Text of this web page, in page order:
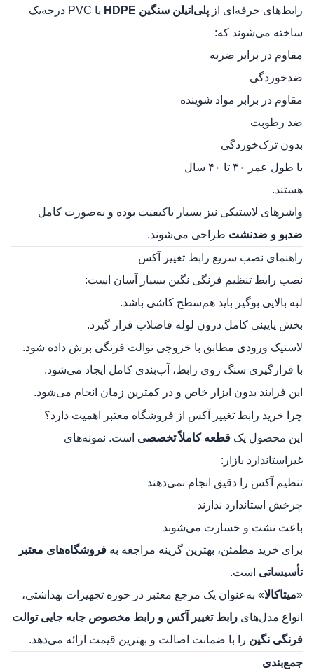
رابط‌های حرفه‌ای از پلی‌اتیلن سنگین HDPE
یا PVC درجه‌یک
ساخته می‌شوند که:
مقاوم در برابر ضربه
ضدخوردگی
مقاوم در برابر مواد شوینده
ضد رطوبت
بدون ترک‌خوردگی
با طول عمر ۳۰ تا ۴۰ سال
هستند.
واشرهای لاستیکی نیز بسیار باکیفیت بوده و به‌صورت کامل
ضدبو و ضدنشت طراحی می‌شوند.
راهنمای نصب سریع رابط تغییر آکس
نصب رابط تنظیم فرنگی نگین بسیار آسان است:
لبه بالایی بوگیر باید هم‌سطح کاشی باشد.
بخش پایینی کامل درون لوله فاضلاب قرار گیرد.
لاستیک ورودی مطابق با خروجی توالت فرنگی برش داده شود.
با قرارگیری سنگ روی رابط، آب‌بندی کامل ایجاد می‌شود.
این فرایند بدون ابزار خاص و در کمترین زمان انجام می‌شود.
چرا خرید رابط تغییر آکس از فروشگاه معتبر اهمیت دارد؟
این محصول یک قطعه کاملاً تخصصی است. نمونه‌های
غیراستاندارد بازار:
تنظیم آکس را دقیق انجام نمی‌دهند
چرخش استاندارد ندارند
باعث نشت و خسارت می‌شوند
برای خرید مطمئن، بهترین گزینه مراجعه به فروشگاه‌های معتبر
تأسیساتی است.
«میتاکالا» به‌عنوان یک مرجع معتبر در حوزه تجهیزات بهداشتی،
انواع مدل‌های رابط تغییر آکس و رابط مخصوص جابه جایی توالت
فرنگی نگین را با ضمانت اصالت و بهترین قیمت ارائه می‌دهد.
جمع‌بندی